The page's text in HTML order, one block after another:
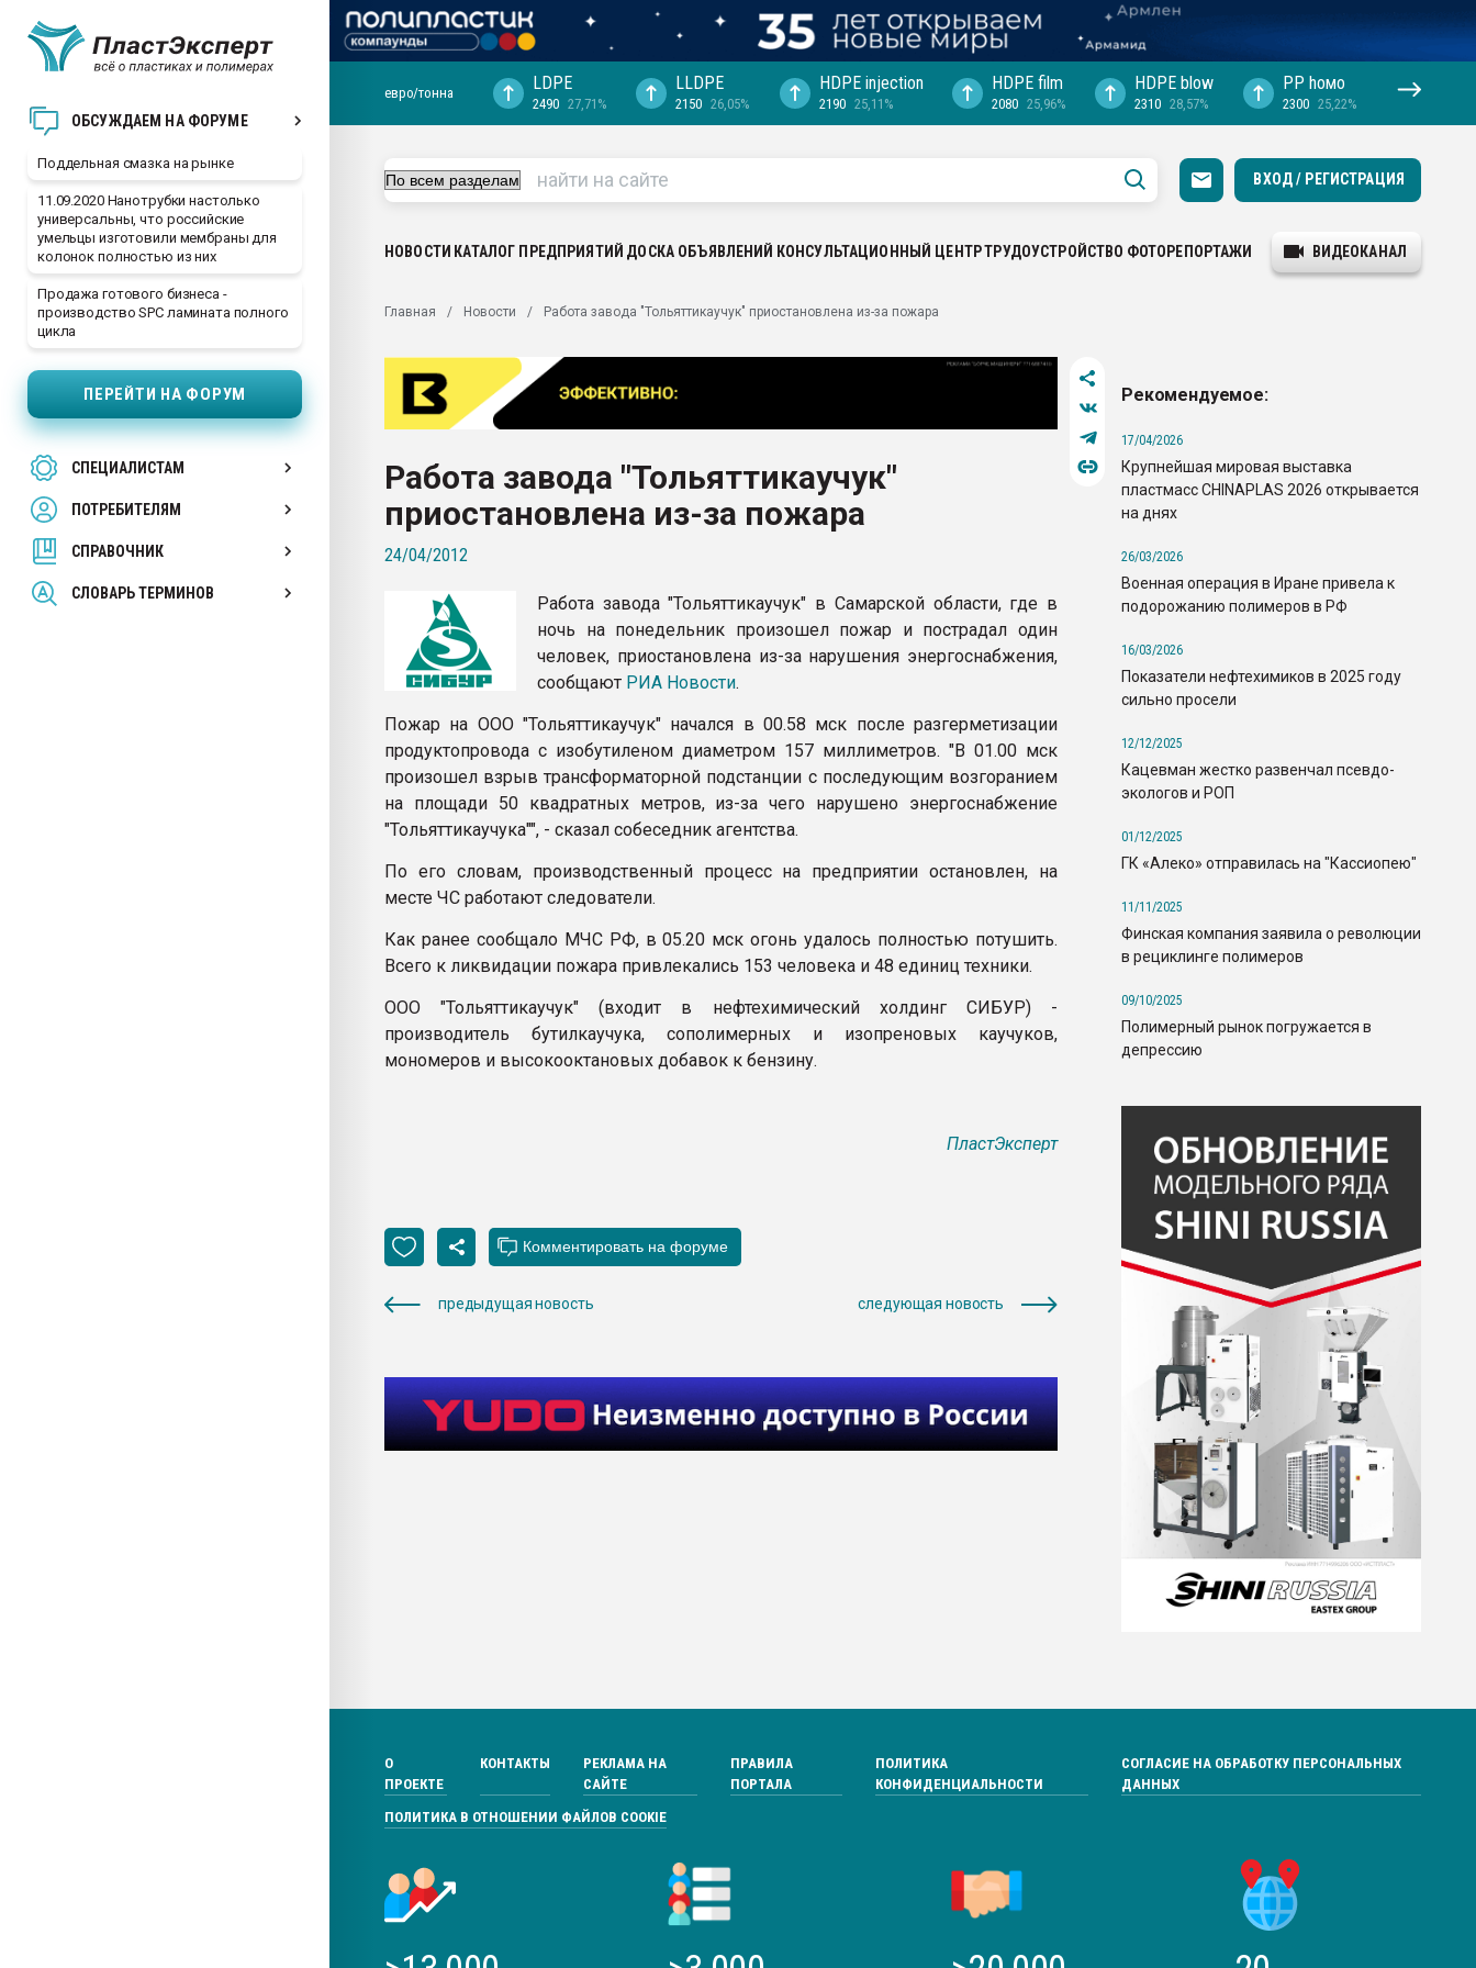
ОБСУЖДАЕМ НА ФОРУМЕ
Поддельная смазка на рынке
11.09.2020 Нанотрубки настолько
универсальны, что российские
умельцы изготовили мембраны для
колонок полностью из них
Продажа готового бизнеса -
производство SPC ламината полного
цикла
ПЕРЕЙТИ НА ФОРУМ
СПЕЦИАЛИСТАМ
ПОТРЕБИТЕЛЯМ
СПРАВОЧНИК
СЛОВАРЬ ТЕРМИНОВ
ближайшее подмосковье, с.-в.
Подмосковье, Москва
первый план в переработке
28.07.2026 "Технониколь" довольна
Всё, что касается выдува ПЭТ
Материал поверхности пуансона для
Продам отходы Композиция
поликарбоната и АБС-пластика
Armaloy PC/ABS-1IM черный цвет
евро/тонна LDPE
2490 27,71%
LLDPE
2150 26,05%
HDPE injection
2190 25,11%
HDPE film
2080 25,96%
HDPE blow
2310 28,57%
PP hомо
2300 25,22%
ВХОД / РЕГИСТРАЦИЯ
НОВОСТИ КАТАЛОГ ПРЕДПРИЯТИЙ ДОСКА ОБЪЯВЛЕНИЙ КОНСУЛЬТАЦИОННЫЙ ЦЕНТРТРУДОУСТРОЙСТВО ФОТОРЕПОРТАЖИ ВИДЕОКАНАЛ
Главная Новости Работа завода "Тольяттикаучук" приостановлена из-за пожара
Работа завода "Тольяттикаучук"
приостановлена из-за пожара
24/04/2012
Работа завода "Тольяттикаучук" в Самарской области, где в
ночь на понедельник произошел пожар и пострадал один
человек, приостановлена из-за нарушения энергоснабжения,
сообщают РИА Новости.
Пожар на ООО "Тольяттикаучук" начался в 00.58 мск после разгерметизации
продуктопровода с изобутиленом диаметром 157 миллиметров. "В 01.00 мск
произошел взрыв трансформаторной подстанции с последующим возгоранием
на площади 50 квадратных метров, из-за чего нарушено энергоснабжение
"Тольяттикаучука"", - сказал собеседник агентства.
По его словам, производственный процесс на предприятии остановлен, на
месте ЧС работают следователи.
Как ранее сообщало МЧС РФ, в 05.20 мск огонь удалось полностью потушить.
Всего к ликвидации пожара привлекались 153 человека и 48 единиц техники.
ООО "Тольяттикаучук" (входит в нефтехимический холдинг СИБУР) -
производитель бутилкаучука, сополимерных и изопреновых каучуков,
мономеров и высокооктановых добавок к бензину.
ПластЭксперт
предыдущая новость следующая новость
Рекомендуемое:
17/04/2026
Крупнейшая мировая выставка
пластмасс CHINAPLAS 2026 открывается
на днях
26/03/2026
Военная операция в Иране привела к
подорожанию полимеров в РФ
16/03/2026
Показатели нефтехимиков в 2025 году
сильно просели
12/12/2025
Кацевман жестко развенчал псевдо-
экологов и РОП
01/12/2025
ГК «Алеко» отправилась на "Кассиопею"
11/11/2025
Финская компания заявила о революции
в рециклинге полимеров
09/10/2025
Полимерный рынок погружается в
депрессию
О
ПРОЕКТЕ
КОНТАКТЫ
РЕКЛАМА НА
САЙТЕ
ПРАВИЛА
ПОРТАЛА
ПОЛИТИКА
КОНФИДЕНЦИАЛЬНОСТИ
СОГЛАСИЕ НА ОБРАБОТКУ ПЕРСОНАЛЬНЫХ
ДАННЫХ
ПОЛИТИКА В ОТНОШЕНИИ ФАЙЛОВ COOKIE